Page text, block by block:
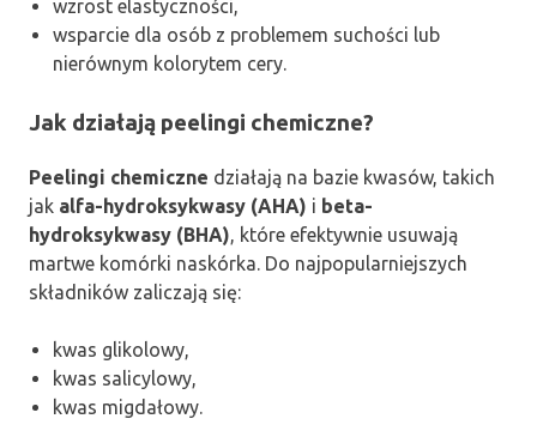
wzrost elastyczności,
wsparcie dla osób z problemem suchości lub
nierównym kolorytem cery.
Jak działają peelingi chemiczne?
Peelingi chemiczne działają na bazie kwasów, takich
jak alfa-hydroksykwasy (AHA) i beta-
hydroksykwasy (BHA), które efektywnie usuwają
martwe komórki naskórka. Do najpopularniejszych
składników zaliczają się:
kwas glikolowy,
kwas salicylowy,
kwas migdałowy.